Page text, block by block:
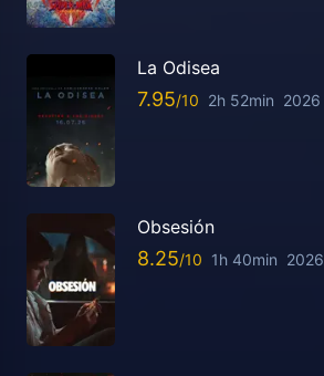
La Odisea
7.95 2h 52min 2026
Obsesión
8.25 1h 40min 2026